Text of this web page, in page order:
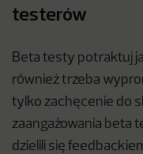
testerów
Beta testy potraktuj
również trzeba
tylko zachęcenie do
zaangażowania beta
dzielili się